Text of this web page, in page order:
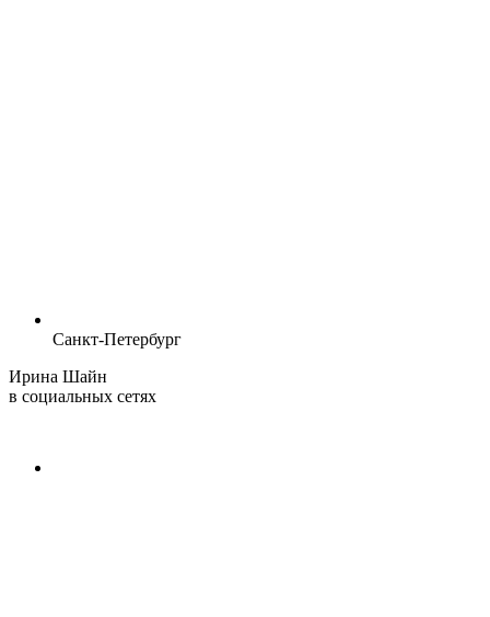
Санкт-Петербург
Ирина Шайн
в социальных сетях